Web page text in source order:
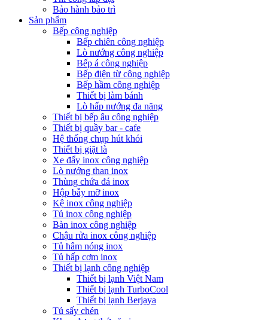
Bảo hành bảo trì
Sản phẩm
Bếp công nghiệp
Bếp chiên công nghiệp
Lò nướng công nghiệp
Bếp á công nghiệp
Bếp điện từ công nghiệp
Bếp hầm công nghiệp
Thiết bị làm bánh
Lò hấp nướng đa năng
Thiết bị bếp âu công nghiệp
Thiết bị quầy bar - cafe
Hệ thống chụp hút khói
Thiết bị giặt là
Xe đẩy inox công nghiệp
Lò nướng than inox
Thùng chứa đá inox
Hộp bẫy mỡ inox
Kệ inox công nghiệp
Tủ inox công nghiệp
Bàn inox công nghiệp
Chậu rửa inox công nghiệp
Tủ hâm nóng inox
Tủ hấp cơm inox
Thiết bị lạnh công nghiệp
Thiết bị lạnh Việt Nam
Thiết bị lạnh TurboCool
Thiết bị lạnh Berjaya
Tủ sấy chén